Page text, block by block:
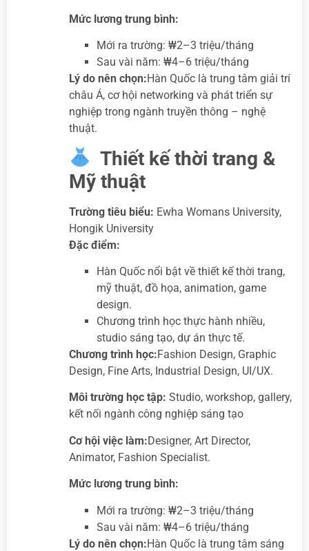
Mức lương trung bình:
Mới ra trường: ₩2–3 triệu/tháng
Sau vài năm: ₩4–6 triệu/tháng
Lý do nên chọn:Hàn Quốc là trung tâm giải trí
châu Á, cơ hội networking và phát triển sự
nghiệp trong ngành truyền thông – nghệ
thuật.
Thiết kế thời trang &
Mỹ thuật
Trường tiêu biểu: Ewha Womans University,
Hongik University
Đặc điểm:
Hàn Quốc nổi bật về thiết kế thời trang,
mỹ thuật, đồ họa, animation, game
design.
Chương trình học thực hành nhiều,
studio sáng tạo, dự án thực tế.
Chương trình học:Fashion Design, Graphic
Design, Fine Arts, Industrial Design, UI/UX.
Môi trường học tập: Studio, workshop, gallery,
kết nối ngành công nghiệp sáng tạo
Cơ hội việc làm:Designer, Art Director,
Animator, Fashion Specialist.
Mức lương trung bình:
Mới ra trường: ₩2–3 triệu/tháng
Sau vài năm: ₩4–6 triệu/tháng
Lý do nên chọn:Hàn Quốc là trung tâm sáng